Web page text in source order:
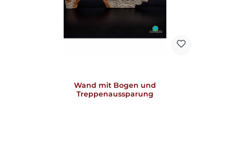
Wand mit Bogen und
Treppenaussparung